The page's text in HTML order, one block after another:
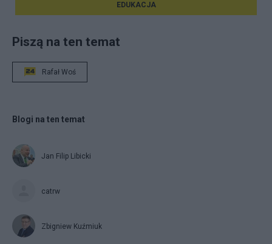
EDUKACJA
Piszą na ten temat
Rafał Woś
Blogi na ten temat
Jan Filip Libicki
catrw
Zbigniew Kuźmiuk